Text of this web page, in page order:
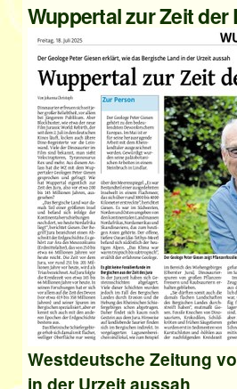
Wuppertal zur Zeit
Westdeutsche Zeitung
in der Urzeit aussah